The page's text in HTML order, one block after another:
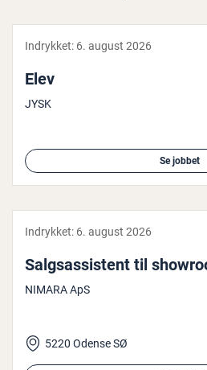
Indrykket: 6. august 2026
Elev
JYSK
Se jobbet
Indrykket: 6. august 2026
Salgs­as­si­stent til
NIMARA ApS
5220 Odense SØ